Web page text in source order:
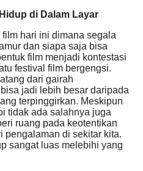
di Dalam Layar
hari ini dimana segala
dan siapa saja bisa
film menjadi kontestasi
festival film bergengsi.
dari gairah
jadi lebih besar daripada
terpinggirkan. Meskipun
tidak ada salahnya juga
ruang pada keotentikan
pengalaman di sekitar kita.
sangat luas melebihi yang